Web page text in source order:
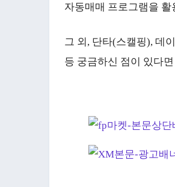
자동매매 프로그램을 활
그 외, 단타(스캘핑), 데
등 궁금하신 점이 있다면